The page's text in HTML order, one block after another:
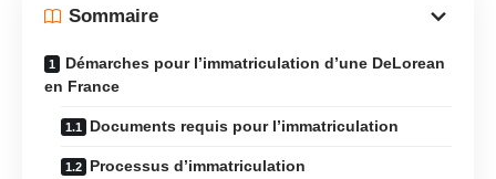
Sommaire
Démarches pour l’immatriculation d’une DeLorean
en France
Documents requis pour l’immatriculation
Processus d’immatriculation